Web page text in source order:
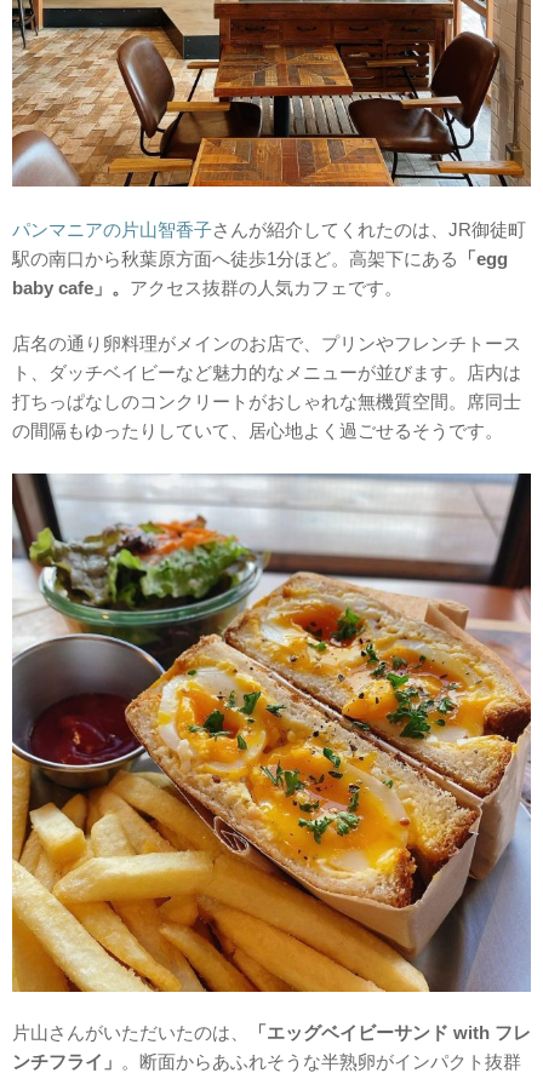
パンマニアの片山智香子さんが紹介してくれたのは、JR御徒町
駅の南口から秋葉原方面へ徒歩1分ほど。高架下にある
「egg
baby cafe」。 アクセス抜群の人気カフェです。
店名の通り卵料理がメインのお店で、プリンやフレンチトース
ト、ダッチベイビーなど魅力的なメニューが並びます。店内は
打ちっぱなしのコンクリートがおしゃれな無機質空間。席同士
の間隔もゆったりしていて、居心地よく過ごせるそうです。
片山さんがいただいたのは、
「エッグベイビーサンド with フレ
ンチフライ」 。断面からあふれそうな半熟卵がインパクト抜群